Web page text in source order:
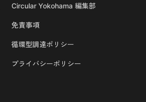
Circular Yokohama 編集部
免責事項
循環型調達ポリシー
プライバシーポリシー